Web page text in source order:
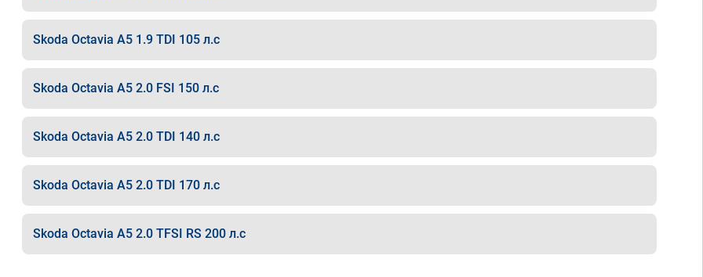
Skoda Octavia A5 1.9 TDI 105 л.с
Skoda Octavia A5 2.0 FSI 150 л.с
Skoda Octavia A5 2.0 TDI 140 л.с
Skoda Octavia A5 2.0 TDI 170 л.с
Skoda Octavia A5 2.0 TFSI RS 200 л.с